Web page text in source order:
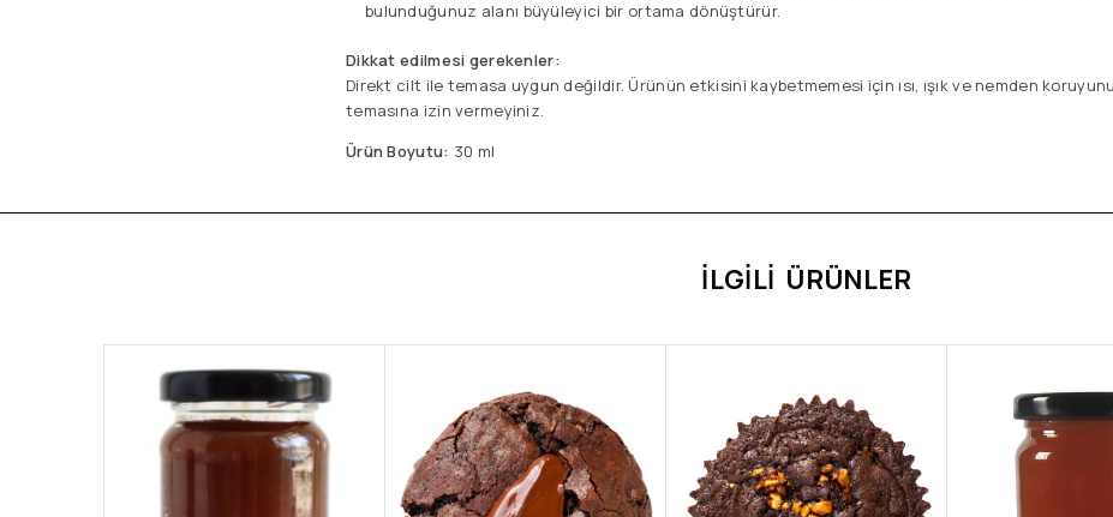
bulunduğunuz alanı büyüleyici bir ortama dönüştürür.
Dikkat edilmesi gerekenler:
Direkt cilt ile temasa uygun değildir. Ürünün etkisini kaybetmemesi için ısı, ışık ve nemden
temasına izin vermeyiniz.
Ürün Boyutu: 30 ml
İLGILI ÜRÜNLER